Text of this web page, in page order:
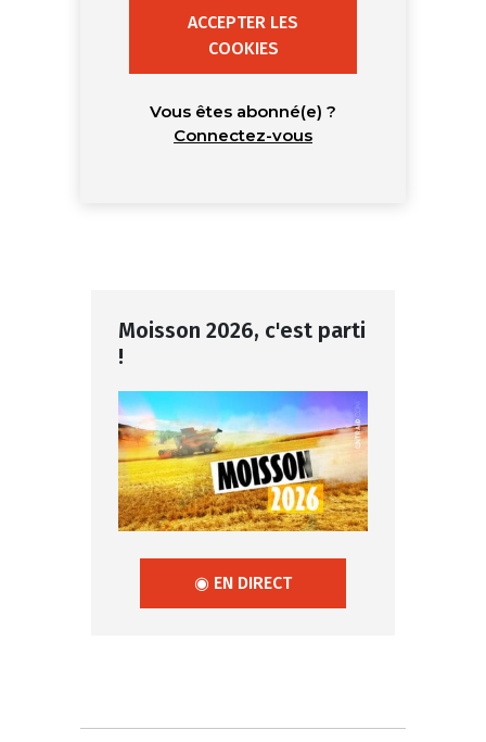
ACCEPTER LES
COOKIES
Vous êtes abonné(e) ?
Connectez-vous
Moisson 2026, c'est parti
!
◉ EN DIRECT